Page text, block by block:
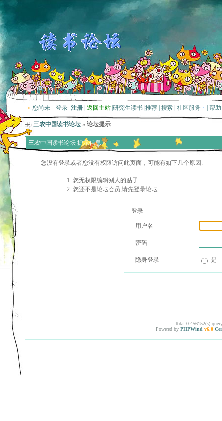
» 您尚未 登录 注册 返回主站 研究生读书 推荐 搜索 社区服务 帮助
三农中国读书论坛 » 论坛提示
三农中国读书论坛 提示信息
您没有登录或者您没有权限访问此页面，可能有如下几个原因:
您无权限编辑别人的贴子
您还不是论坛会员,请先登录论坛
登录
用户名
密码
隐身登录 是
Total 0.456152(s)
Powered by PHPWind v6.0